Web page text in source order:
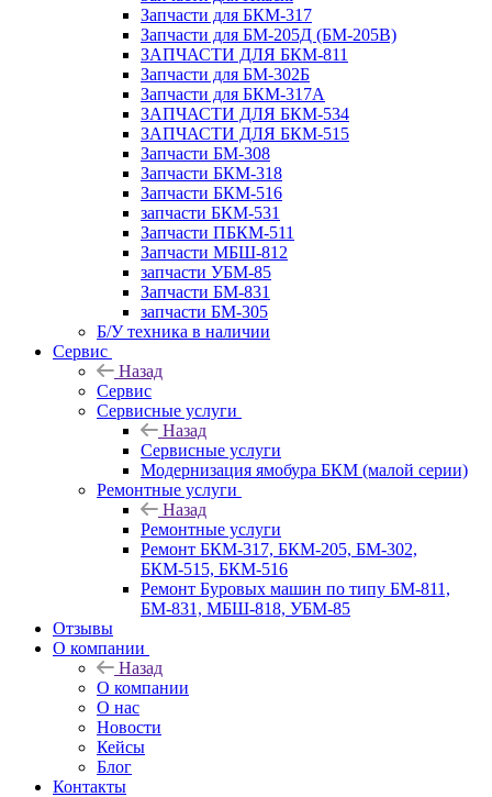
Запчасти для БКМ-317
Запчасти для БМ-205Д (БМ-205В)
ЗАПЧАСТИ ДЛЯ БКМ-811
Запчасти для БМ-302Б
Запчасти для БКМ-317А
ЗАПЧАСТИ ДЛЯ БКМ-534
ЗАПЧАСТИ ДЛЯ БКМ-515
Запчасти БМ-308
Запчасти БКМ-318
Запчасти БКМ-516
запчасти БКМ-531
Запчасти ПБКМ-511
Запчасти МБШ-812
запчасти УБМ-85
Запчасти БМ-831
запчасти БМ-305
Б/У техника в наличии
Сервис
Назад
Сервис
Сервисные услуги
Назад
Сервисные услуги
Модернизация ямобура БКМ (малой серии)
Ремонтные услуги
Назад
Ремонтные услуги
Ремонт БКМ-317, БКМ-205, БМ-302,
БКМ-515, БКМ-516
Ремонт Буровых машин по типу БМ-811,
БМ-831, МБШ-818, УБМ-85
Отзывы
О компании
Назад
О компании
О нас
Новости
Кейсы
Блог
Контакты